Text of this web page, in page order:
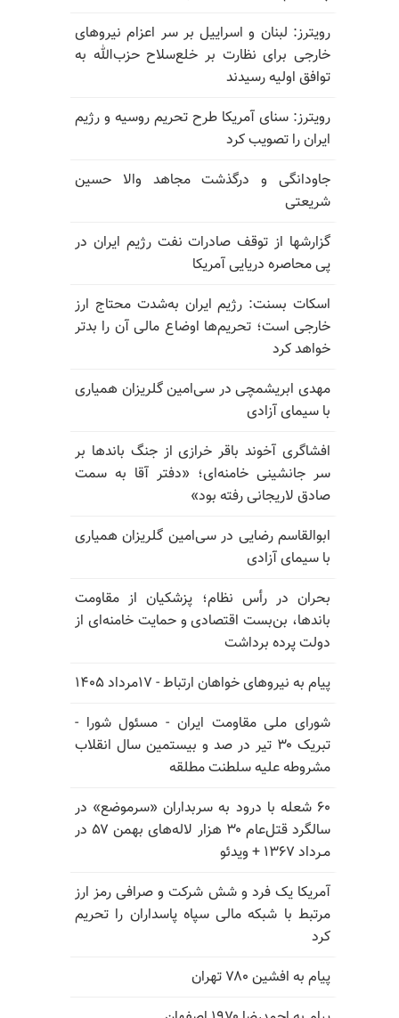
رویترز: لبنان و اسراییل بر سر اعزام نیروهای
خارجی برای نظارت بر خلع‌سلاح حزب‌الله به
توافق اولیه رسیدند
رویترز: سنای آمریکا طرح تحریم روسیه و رژیم
ایران را تصویب کرد
جاودانگی و درگذشت مجاهد والا حسین
شریعتی
گزارشها از توقف صادرات نفت رژیم ایران در
پی محاصره دریایی آمریکا
اسکات بسنت: رژیم ایران به‌شدت محتاج ارز
خارجی است؛ تحریم‌ها اوضاع مالی آن را بدتر
خواهد کرد
مهدی ابریشمچی در سی‌امین گلریزان همیاری
با سیمای آزادی
افشاگری آخوند باقر خرازی از جنگ باندها بر
سر جانشینی خامنه‌ای؛ «دفتر آقا به سمت
صادق لاریجانی رفته بود»
ابوالقاسم رضایی در سی‌امین گلریزان همیاری
با سیمای آزادی
بحران در رأس نظام؛ پزشکیان از مقاومت
باندها، بن‌بست اقتصادی و حمایت خامنه‌ای از
دولت پرده برداشت
پیام به نیروهای خواهان ارتباط - ۱۷مرداد ۱۴۰۵
شورای ملی مقاومت ایران - مسئول شورا -
تبریک ۳۰ تیر در صد و بیستمین سال انقلاب
مشروطه علیه سلطنت مطلقه
۶۰ شعله با درود به سربداران «سرموضع» در
سالگرد قتل‌عام ۳۰ هزار لاله‌های بهمن ۵۷ در
مـرداد ۱۳۶۷ + ویدئو
آمریکا یک فرد و شش شرکت و صرافی رمز ارز
مرتبط با شبکه مالی سپاه پاسداران را تحریم
کرد
پیام به افشین ۷۸۰ تهران